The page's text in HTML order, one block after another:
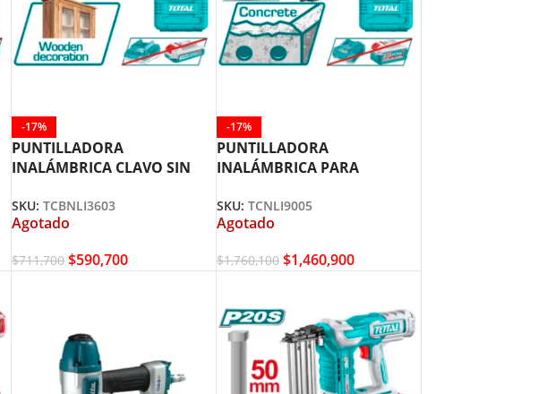
-17%
PUNTILLADORA
INALÁMBRICA CLAVO SIN
TCBNLI3603
SKU:TCBNLI3603
Agotado
$711,700 $590,700
-17%
PUNTILLADORA
INALÁMBRICA PARA
20V TOTAL TCNLI9005
SKU:TCNLI9005
Agotado
$1,760,100 $1,460,900